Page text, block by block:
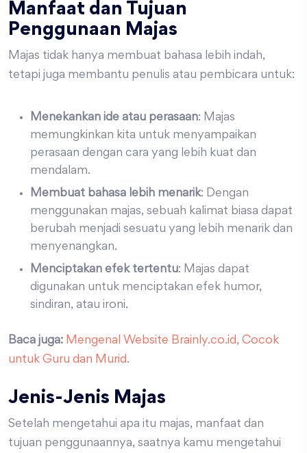
Manfaat dan Tujuan
Penggunaan Majas
Majas tidak hanya membuat bahasa lebih indah,
tetapi juga membantu penulis atau pembicara untuk:
Menekankan ide atau perasaan: Majas
memungkinkan kita untuk menyampaikan
perasaan dengan cara yang lebih kuat dan
mendalam.
Membuat bahasa lebih menarik: Dengan
menggunakan majas, sebuah kalimat biasa dapat
berubah menjadi sesuatu yang lebih menarik dan
menyenangkan.
Menciptakan efek tertentu: Majas dapat
digunakan untuk menciptakan efek humor,
sindiran, atau ironi.
Baca juga: Mengenal Website Brainly.co.id, Cocok
untuk Guru dan Murid.
Jenis-Jenis Majas
Setelah mengetahui apa itu majas, manfaat dan
tujuan penggunaannya, saatnya kamu mengetahui